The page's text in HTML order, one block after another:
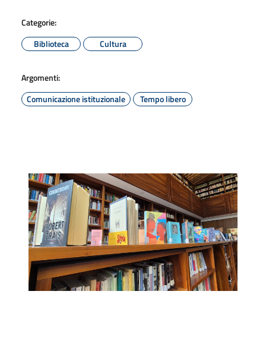
Categorie:
Biblioteca
Cultura
Argomenti:
Comunicazione istituzionale
Tempo libero